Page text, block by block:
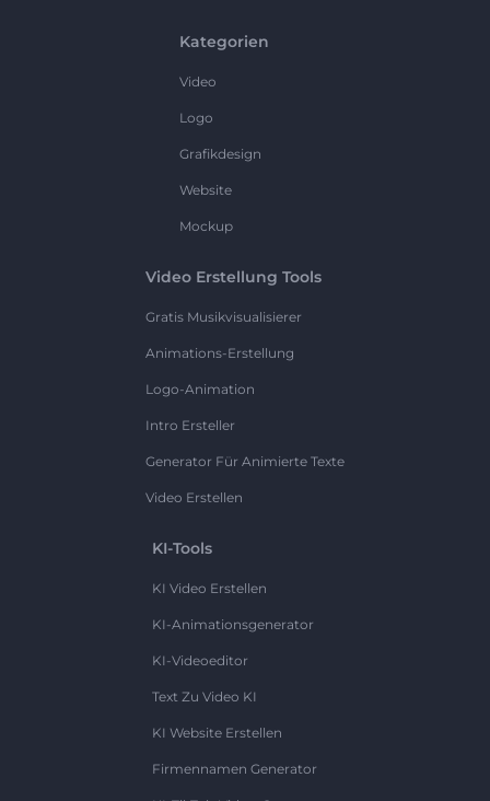
Kategorien
Video
Logo
Grafikdesign
Website
Mockup
Video Erstellung Tools
Gratis Musikvisualisierer
Animations-Erstellung
Logo-Animation
Intro Ersteller
Generator Für Animierte Texte
Video Erstellen
KI-Tools
KI Video Erstellen
KI-Animationsgenerator
KI-Videoeditor
Text Zu Video KI
KI Website Erstellen
Firmennamen Generator